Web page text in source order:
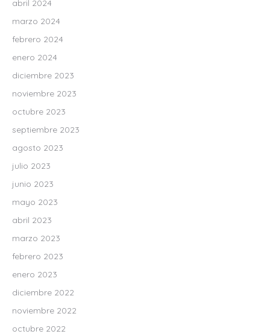
abril 2024
marzo 2024
febrero 2024
enero 2024
diciembre 2023
noviembre 2023
octubre 2023
septiembre 2023
agosto 2023
julio 2023
junio 2023
mayo 2023
abril 2023
marzo 2023
febrero 2023
enero 2023
diciembre 2022
noviembre 2022
octubre 2022